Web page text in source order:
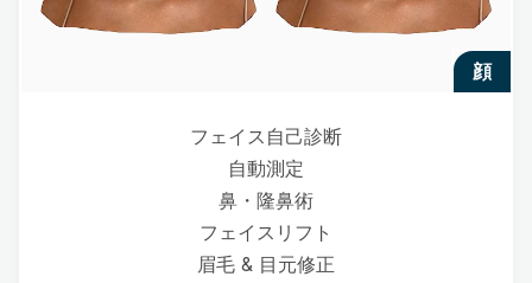
顔
フェイス自己診断
自動測定
鼻・隆鼻術
フェイスリフト
眉毛 & 目元修正